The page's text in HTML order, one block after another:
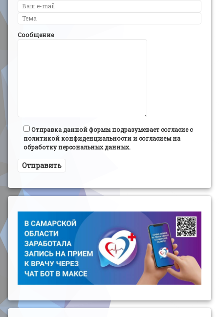
Сообщение
Отправка данной формы подразумевает согласие с
политикой конфиденциальности и согласием на
обработку персональных данных.